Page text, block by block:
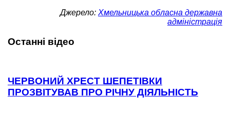
Джерело: Хмельницька обласна державна
адміністрація
Останні відео
ЧЕРВОНИЙ ХРЕСТ ШЕПЕТІВКИ
ПРОЗВІТУВАВ ПРО РІЧНУ ДІЯЛЬНІСТЬ